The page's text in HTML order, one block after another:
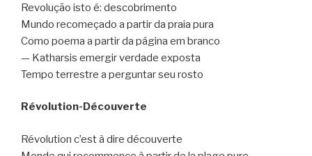
Revolução isto é: descobrimento
Mundo recomeçado a partir da praia pura
Como poema a partir da página em branco
— Katharsis emergir verdade exposta
Tempo terrestre a perguntar seu rosto
Révolution-Découverte
Révolution c’est à dire découverte